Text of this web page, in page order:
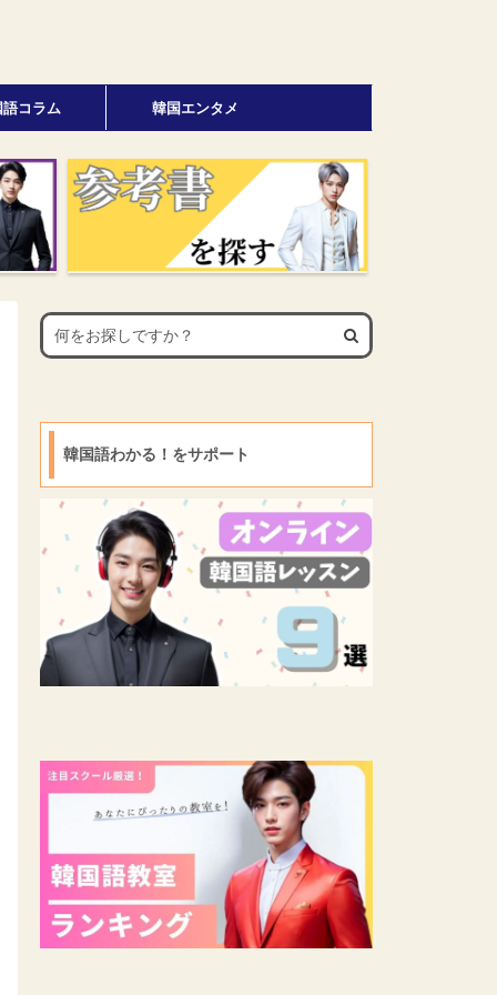
コラム 韓国エンタメ
韓国語わかる！をサポート